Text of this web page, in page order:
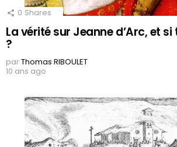
0 Shares
La vérité sur Jeanne d’Arc, et
?
parThomas RIBOULET
10 ans ago